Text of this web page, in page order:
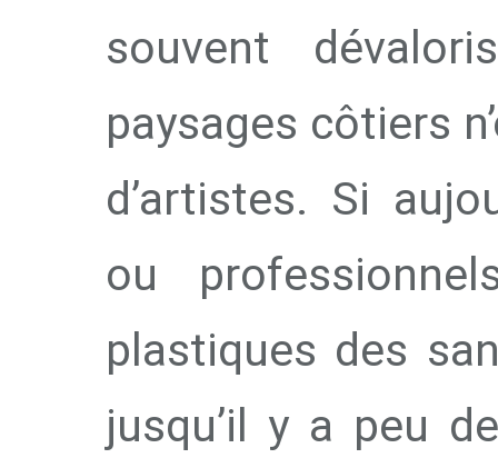
souvent
paysages côtiers
d’artistes. Si
ou
plastiques des
jusqu’il y a peu